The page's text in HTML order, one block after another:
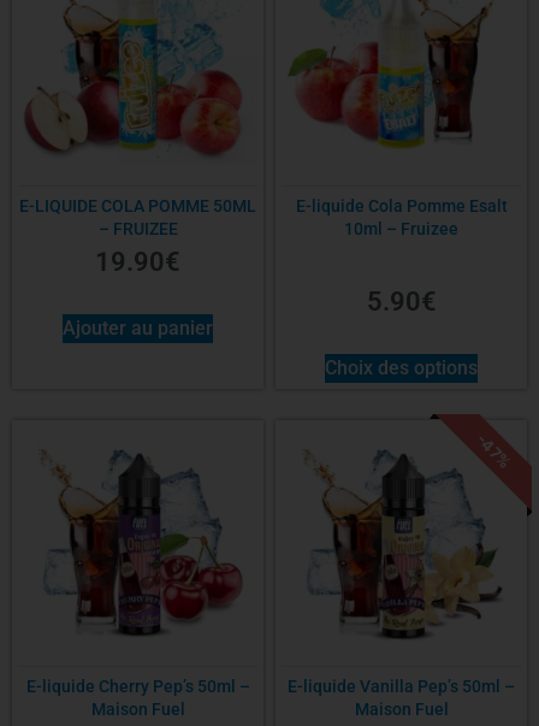
E-LIQUIDE COLA POMME 50ML
– FRUIZEE
19.90€
Ajouter au panier
E-liquide Cola Pomme Esalt
10ml – Fruizee
5.90€
Choix des options
E-liquide Cherry Pep’s 50ml –
Maison Fuel
-47%
E-liquide Vanilla Pep’s 50ml –
Maison Fuel